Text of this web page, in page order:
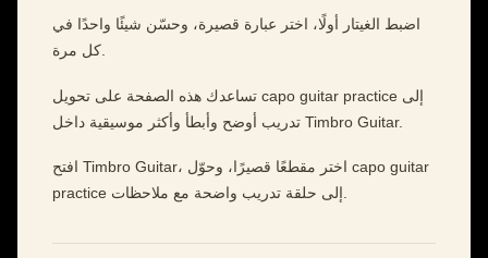
اضبط الغيتار أولًا، اختر عبارة قصيرة، وحسّن شيئًا واحدًا في
تساعدك هذه الصفحة على تحويل capo guitar practice إلى
تدريب أوضح وأبطأ وأكثر موسيقية داخل Timbro Guitar.
افتح Timbro Guitar، اختر مقطعًا قصيرًا، وحوّل capo guitar
practice إلى حلقة تدريب واضحة مع ملاحظات.